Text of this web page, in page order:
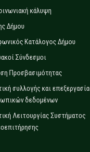
κάλυψη
Δήμου
Κατάλογος Δήμου
Σύνδεσμοι
Προσβασιμότητας
συλλογής και
δεδομένων
Λειτουργίας Συστήματος